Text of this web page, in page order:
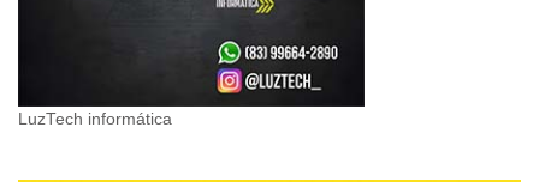
LuzTech informática